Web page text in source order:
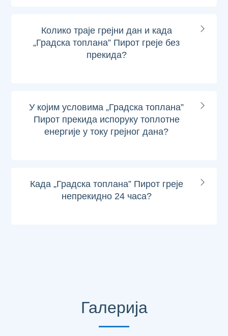
Колико траје грејни дан и када
„Градска топлана” Пирот греје без
прекида?
У којим условима „Градска топлана”
Пирот прекида испоруку топлотне
енергије у току грејног дана?
Када „Градска топлана” Пирот греје
непрекидно 24 часа?
Галерија